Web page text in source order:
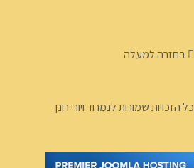
בחזרה למעלה